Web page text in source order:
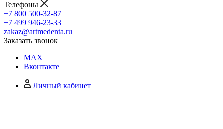
Телефоны
+7 800 500-32-87
+7 499 946-23-33
zakaz@artmedenta.ru
Заказать звонок
MAX
Вконтакте
Личный кабинет